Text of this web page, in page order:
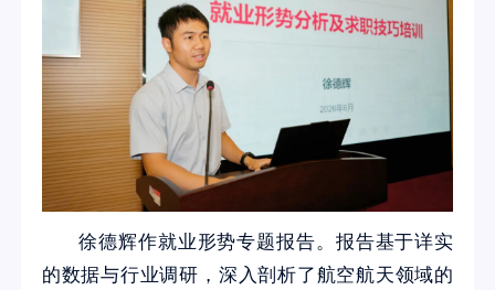
徐德辉作就业形势专题报告。报告基于详实
的数据与行业调研，深入剖析了航空航天领域的